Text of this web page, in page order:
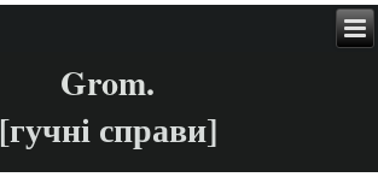
Grom.
[гучні справи]